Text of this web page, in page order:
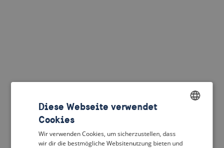
DUTCH
Diese Webseite verwendet
Cookies
Wir verwenden Cookies, um sicherzustellen, dass
wir dir die bestmögliche Websitenutzung bieten und